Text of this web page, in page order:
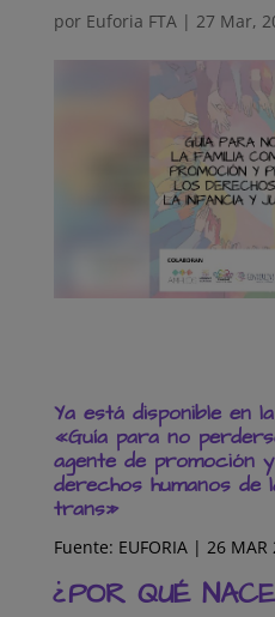
por Euforia FTA| 27 Mar,
Ya está disponible en
«Guía para no
agente de promoción
derechos humanos de
trans»
Fuente: EUFORIA | 26 MAR
¿POR QUÉ